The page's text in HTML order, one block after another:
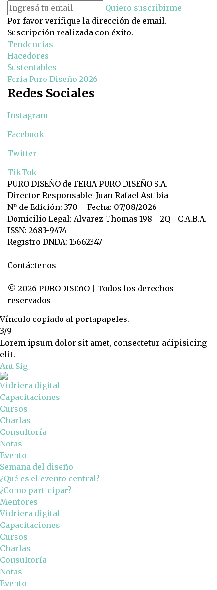
Quiero suscribirme
Por favor verifique la dirección de email.
Suscripción realizada con éxito.
Tendencias
Hacedores
Sustentables
Feria Puro Diseño 2026
Redes Sociales
Instagram
Facebook
Twitter
TikTok
PURO DISEÑO de FERIA PURO DISEÑO S.A.
Director Responsable: Juan Rafael Astibia
Nº de Edición: 370 – Fecha: 07/08/2026
Domicilio Legal: Alvarez Thomas 198 - 2Q - C.A.B.A.
ISSN: 2683-9474
Registro DNDA: 15662347
Contáctenos
© 2026 PURODISEñO | Todos los derechos
reservados
Vínculo copiado al portapapeles.
3/9
Lorem ipsum dolor sit amet, consectetur adipisicing
elit.
Ant Sig
Vidriera digital
Capacitaciones
Cursos
Charlas
Consultoría
Notas
Evento
Semana del diseño
¿Qué es el evento central?
¿Como participar?
Mentores
Vidriera digital
Capacitaciones
Cursos
Charlas
Consultoría
Notas
Evento